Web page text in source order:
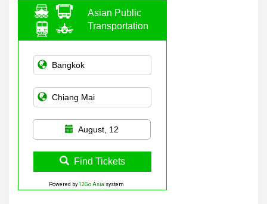
Asian Public
Transportation
August, 12
Find Tickets
Powered by 12Go Asia system